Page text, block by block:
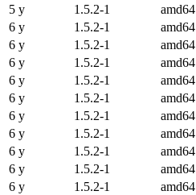
5 y
1.5.2-1 amd64
6 y
1.5.2-1 amd64
6 y
1.5.2-1 amd64
6 y
1.5.2-1 amd64
6 y
1.5.2-1 amd64
6 y
1.5.2-1 amd64
6 y
1.5.2-1 amd64
6 y
1.5.2-1 amd64
6 y
1.5.2-1 amd64
6 y
1.5.2-1 amd64
6 y
1.5.2-1 amd64